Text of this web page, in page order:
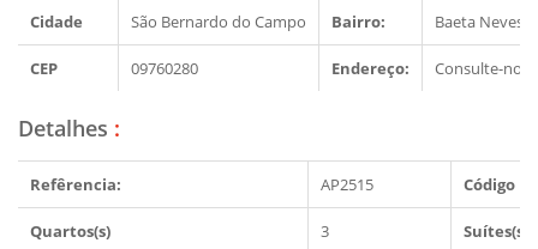
Cidade São Bernardo do Campo Bairro: Baeta Neves
CEP 09760280 Endereço: Consulte-nos
Detalhes :
Refêrencia: AP2515 Código
Quartos(s) 3 Suítes(s)